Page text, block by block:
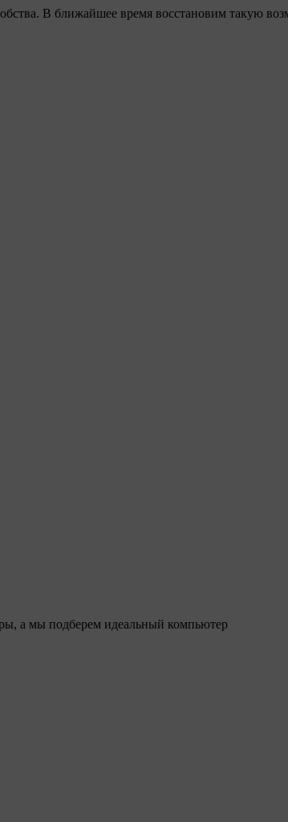
В ближайшее время восстановим такую
а мы подберем идеальный компьютер